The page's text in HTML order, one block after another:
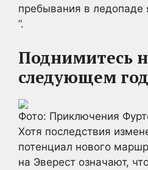
пребывания в
”.
Поднимитесь
следующем
Фото: Приключения
Хотя последствия
потенциал нового
на Эверест означают,